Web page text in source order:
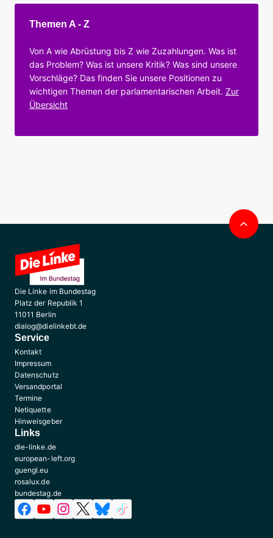
Themen A - Z
Von A wie Abrüstung bis Z wie Zuzahlungen. Was ist
das Problem? Was ist unsere Kritik? Was sind unsere
Vorschläge? Das finden Sie unsere Positionen zu
wichtigen Themen der parlamentarischen Arbeit. Zur
Übersicht
Die Linke im Bundestag
Platz der Republik 1
11011 Berlin
dialog@dielinkebt.de
Service
Kontakt
Impressum
Datenschutz
Versandportal
Termine
Netiquette
Hinweisgeber
Links
die-linke.de
european-left.org
guengl.eu
rosalux.de
bundestag.de